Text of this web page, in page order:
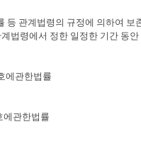
등 관계법령의 규정에 의하여 보
법령에서 정한 일정한 기간 동안
에관한법률
에관한법률